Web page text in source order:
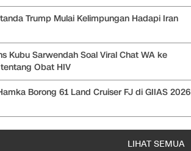
Trump Mulai Kelimpungan Hadapi Iran
Kubu Sarwendah Soal Viral Chat WA ke
Obat HIV
Borong 61 Land Cruiser FJ di GIIAS 2026
LIHAT SEMUA